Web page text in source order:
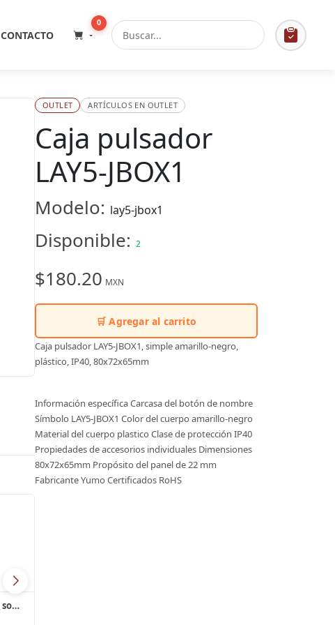
CONTACTO
0
SONFL1HAC115R/R - Alarma sonora y baliza led
OUTLET ARTÍCULOS EN OUTLET
Caja pulsador
LAY5-JBOX1
Modelo: lay5-jbox1
Disponible: 2
$180.20 MXN
🛒 Agregar al carrito
Caja pulsador LAY5-JBOX1, simple amarillo-negro,
plástico, IP40, 80x72x65mm
Información específica Carcasa del botón de nombre
Símbolo LAY5-JBOX1 Color del cuerpo amarillo-negro
Material del cuerpo plastico Clase de protección IP40
Propiedades de accesorios individuales Dimensiones
80x72x65mm Propósito del panel de 22 mm
Fabricante Yumo Certificados RoHS